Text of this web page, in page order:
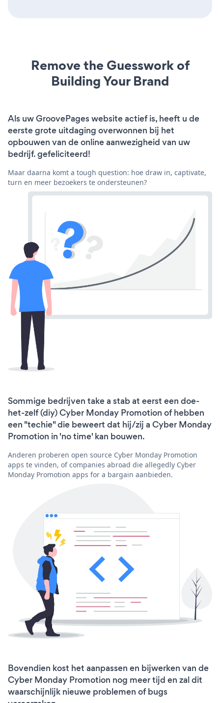
Remove the Guesswork of
Building Your Brand
Als uw GroovePages website actief is, heeft u de
eerste grote uitdaging overwonnen bij het
opbouwen van de online aanwezigheid van uw
bedrijf. gefeliciteerd!
Maar daarna komt a tough question: hoe draw in, captivate,
turn en meer bezoekers te ondersteunen?
Sommige bedrijven take a stab at eerst een doe-
het-zelf (diy) Cyber Monday Promotion of hebben
een "techie" die beweert dat hij/zij a Cyber Monday
Promotion in 'no time' kan bouwen.
Anderen proberen open source Cyber Monday Promotion
apps te vinden, of companies abroad die allegedly Cyber
Monday Promotion apps for a bargain aanbieden.
Bovendien kost het aanpassen en bijwerken van de
Cyber Monday Promotion nog meer tijd en zal dit
waarschijnlijk nieuwe problemen of bugs